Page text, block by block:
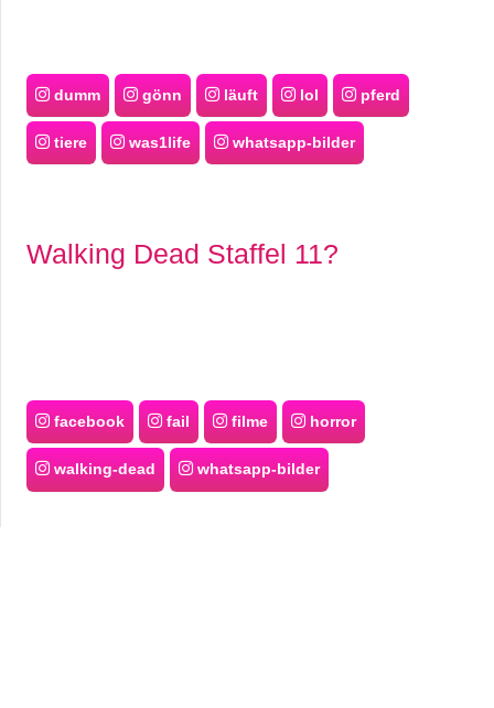
dumm gönn läuft lol pferd
tiere was1life whatsapp-bilder
Walking Dead Staffel 11?
facebook fail filme horror
walking-dead whatsapp-bilder